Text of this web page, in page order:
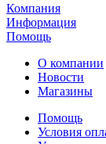
Компания
Информация
Помощь
О компании
Новости
Магазины
Помощь
Условия